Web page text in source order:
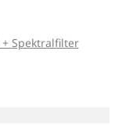
+ Spektralfilter